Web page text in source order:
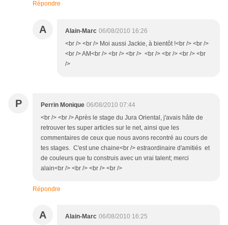
Répondre
A Alain-Marc 06/08/2010 16:26
<br /> <br /> Moi aussi Jackie, à bientôt !<br /> <br />
<br /> AM<br /> <br /> <br /> <br /> <br /> <br /> <br
/>
P Perrin Monique 06/08/2010 07:44
<br /> <br /> Après le stage du Jura Oriental, j'avais hâte de
retrouver tes super articles sur le net, ainsi que les
commentaires de ceux que nous avons recontré au cours de
tes stages. C'est une chaine<br /> estraordinaire d'amitiés et
de couleurs que tu construis avec un vrai talent; merci
alain<br /> <br /> <br /> <br />
Répondre
A Alain-Marc 06/08/2010 16:25